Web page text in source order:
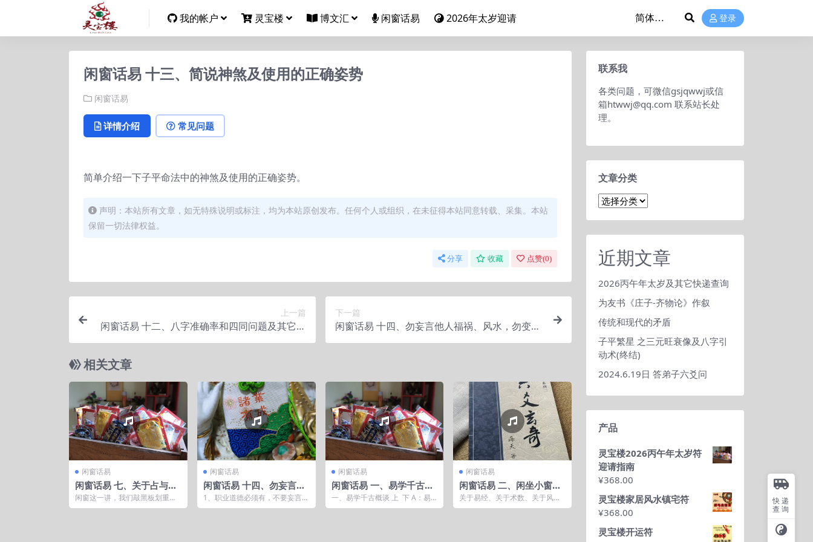
我的帐户 灵宝楼 博文汇 闲窗话易 2026年太岁迎请 登录
闲窗话易 十三、简说神煞及使用的正确姿势
闲窗话易
详情介绍 常见问题
简单介绍一下子平命法中的神煞及使用的正确姿势。
声明：本站所有文章，如无特殊说明或标注，均为本站原创发布。任何个人或组织，在未征得本站同意转载、采集。本站
保留一切法律权益。
分享 收藏 点赞(0)
上一篇
闲窗话易 十二、八字准确率和四同问题及其它闲
话
下一篇
闲窗话易 十四、勿妄言他人福祸、风水，勿变成
一个妖人
相关文章
闲窗话易
闲窗话易 七、关于占与
卜、关于命与卜、关于五
术、关于道德
闲窗这一讲，我们敲黑板划重点
如下： 周易算命 占和卜的不同
闲窗话易
闲窗话易 十四、勿妄言他
人福祸、风水，勿变成一
个妖人
1、职业道德必须有，不要妄言他
人祸福和风水吉凶。 2、妖言惑
闲窗话易
闲窗话易 一、易学千古概
谈 语音节目
一、易学千古概谈 上 下 A：易
的历史 B：易的地位 C：易更三
闲窗话易
闲窗话易 二、闲坐小窗读
周易，不知春去几多
关于易经、关于术数、关于风
水，关于此类周边一切的一个杂
联系我
各类问题，可微信gsjqwwj或信
箱htwwj@qq.com 联系站长处
理。
文章分类
文
近期文章
2026丙午年太岁及其它快递查询
为友书《庄子-齐物论》作叙
传统和现代的矛盾
子平繁星 之三元旺衰像及八字引
动术(终结)
2024.6.19日 答弟子六爻问
产品
灵宝楼2026丙午年太岁符
迎请指南
¥368.00
灵宝楼家居风水镇宅符
¥368.00
灵宝楼开运符
快递
查询